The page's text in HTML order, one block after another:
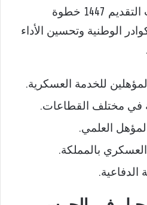
الحرس الوطني يفتح باب التقديم 1447 خطوة
الوطنية وتحسين الأداء
للخدمة العسكرية.
في مختلف القطاعات.
العلمي.
بالمملكة.